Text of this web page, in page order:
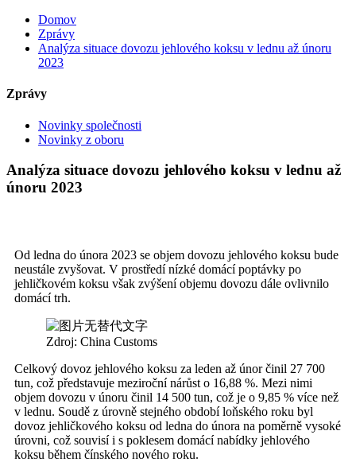
Domov
Zprávy
Analýza situace dovozu jehlového koksu v lednu až únoru
2023
Zprávy
Novinky společnosti
Novinky z oboru
Analýza situace dovozu jehlového koksu v lednu až
únoru 2023
Od ledna do února 2023 se objem dovozu jehlového koksu bude
neustále zvyšovat. V prostředí nízké domácí poptávky po
jehličkovém koksu však zvýšení objemu dovozu dále ovlivnilo
domácí trh.
Zdroj: China Customs
Celkový dovoz jehlového koksu za leden až únor činil 27 700
tun, což představuje meziroční nárůst o 16,88 %. Mezi nimi
objem dovozu v únoru činil 14 500 tun, což je o 9,85 % více než
v lednu. Soudě z úrovně stejného období loňského roku byl
dovoz jehličkového koksu od ledna do února na poměrně vysoké
úrovni, což souvisí i s poklesem domácí nabídky jehlového
koksu během čínského nového roku.